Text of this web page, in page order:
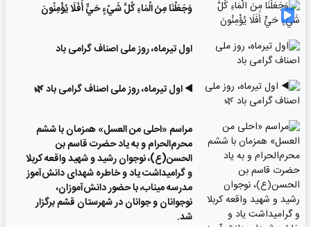
وَجَعَلْنَا مِنَ الْمَاءِ كُلَّ شَيْءٍ حَيٍّ أَفَلَا يُؤْمِنُونَ
اول تیرماه، روز ملی اصناف گرامی باد
◀️ اول تیرماه، روز ملی اصناف گرامی باد 🌿
مراسم «احلی من العسل» همزمان با ششم
محرم‌الحرام و به یاد حضرت قاسم بن
الحسن(ع)، نوجوان رشید و شهید واقعه کربلا
و گرامیداشت یاد و خاطره شهدای دانش‌آموز
مدرسه میناب، با حضور دانش‌آموزان،
نوجوانان و جوانان در شهرستان قشم برگزار
شد.